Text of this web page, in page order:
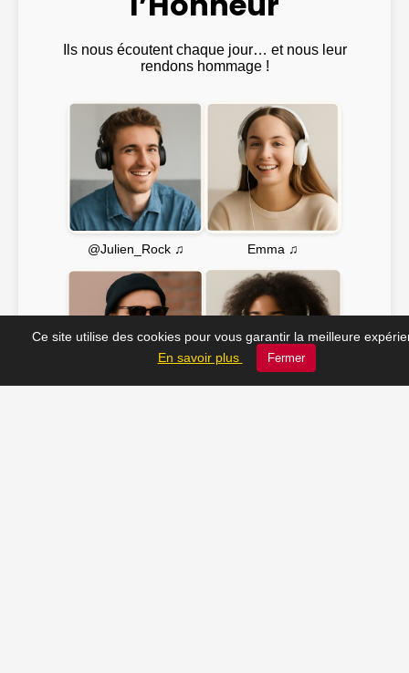
Ils nous écoutent chaque jour… et nous leur
rendons hommage !
@Julien_Rock ♫ Emma ♫
Ce site utilise des cookies pour vous garantir la meilleure
En savoir plus
Fermer